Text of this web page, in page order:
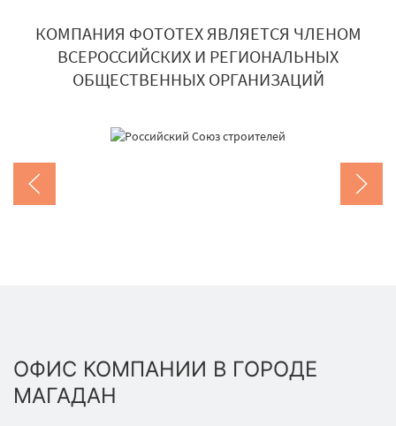
КОМПАНИЯ ФОТОТЕХ ЯВЛЯЕТСЯ ЧЛЕНОМ
ВСЕРОССИЙСКИХ И РЕГИОНАЛЬНЫХ
ОБЩЕСТВЕННЫХ ОРГАНИЗАЦИЙ
ОФИС КОМПАНИИ В ГОРОДЕ
МАГАДАН